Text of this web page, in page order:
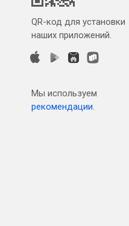
QR-код для установки
наших приложений.
Мы используем
рекомендации.